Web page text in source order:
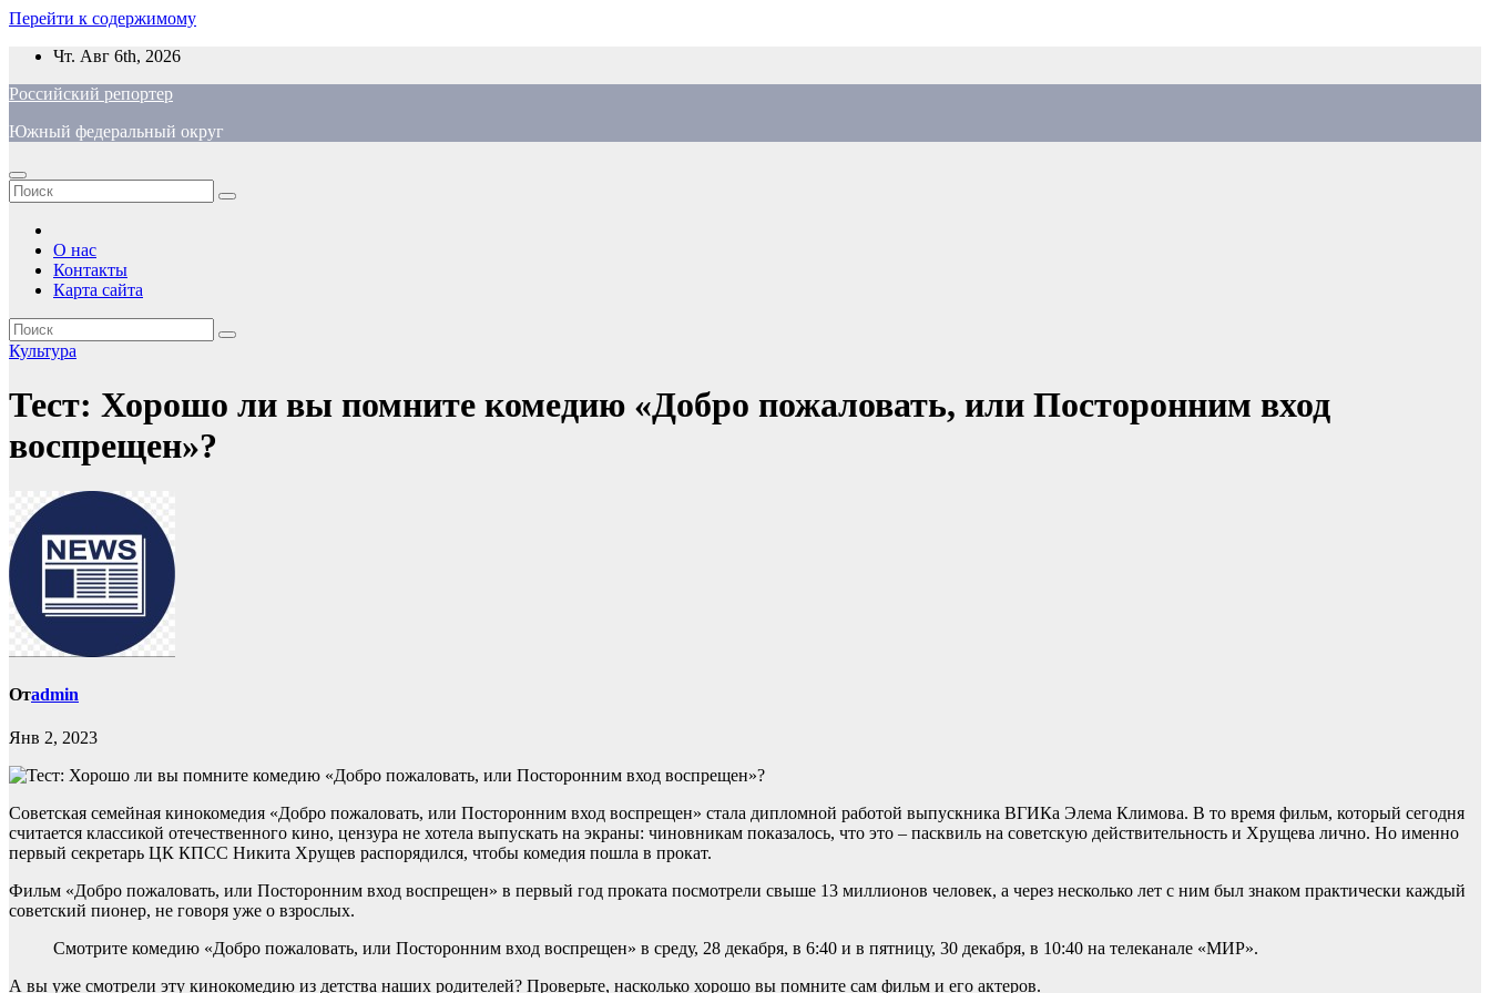
Перейти к содержимому
Чт. Авг 6th, 2026
Российский репортер
Южный федеральный округ
О нас
Контакты
Карта сайта
Культура
Тест: Хорошо ли вы помните комедию «Добро пожаловать, или Посторонним вход
воспрещен»?
Отadmin
Янв 2, 2023
Советская семейная кинокомедия «Добро пожаловать, или Посторонним вход воспрещен» стала дипломной работой выпускника ВГИКа Элема Климова. В то время фильм, который сегодня
считается классикой отечественного кино, цензура не хотела выпускать на экраны: чиновникам показалось, что это – пасквиль на советскую действительность и Хрущева лично. Но именно
первый секретарь ЦК КПСС Никита Хрущев распорядился, чтобы комедия пошла в прокат.
Фильм «Добро пожаловать, или Посторонним вход воспрещен» в первый год проката посмотрели свыше 13 миллионов человек, а через несколько лет с ним был знаком практически каждый
советский пионер, не говоря уже о взрослых.
Смотрите комедию «Добро пожаловать, или Посторонним вход воспрещен» в среду, 28 декабря, в 6:40 и в пятницу, 30 декабря, в 10:40 на телеканале «МИР».
А вы уже смотрели эту кинокомедию из детства наших родителей? Проверьте, насколько хорошо вы помните сам фильм и его актеров.